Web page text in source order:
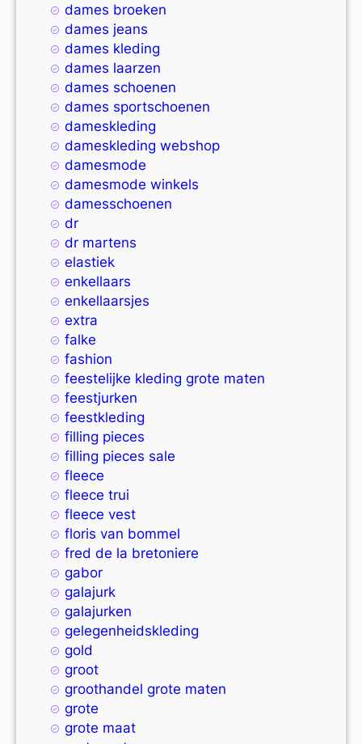
dames broeken
dames jeans
dames kleding
dames laarzen
dames schoenen
dames sportschoenen
dameskleding
dameskleding webshop
damesmode
damesmode winkels
damesschoenen
dr
dr martens
elastiek
enkellaars
enkellaarsjes
extra
falke
fashion
feestelijke kleding grote maten
feestjurken
feestkleding
filling pieces
filling pieces sale
fleece
fleece trui
fleece vest
floris van bommel
fred de la bretoniere
gabor
galajurk
galajurken
gelegenheidskleding
gold
groot
groothandel grote maten
grote
grote maat